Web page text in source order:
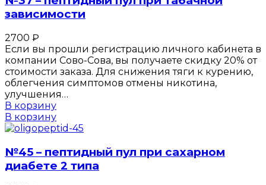
зависимости
2700 ₽
Если вы прошли регистрацию личного кабинета в
компании Сово-Сова, вы получаете скидку 20% от
стоимости заказа. Для снижения тяги к курению,
облегчения симптомов отмены никотина,
улучшения…
В корзину
В корзину
№45 – пептидный пул при сахарном
диабете 2 типа